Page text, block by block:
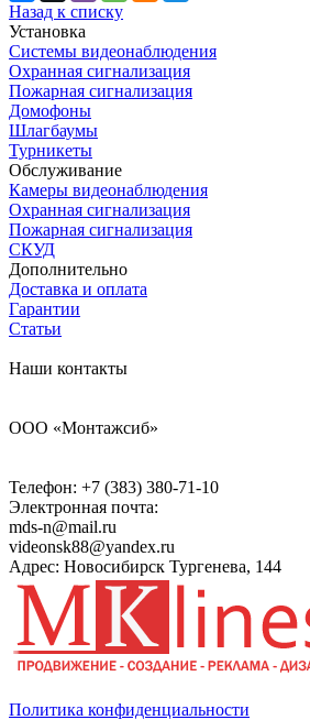
Назад к списку
Установка
Системы видеонаблюдения
Охранная сигнализация
Пожарная сигнализация
Домофоны
Шлагбаумы
Турникеты
Обслуживание
Камеры видеонаблюдения
Охранная сигнализация
Пожарная сигнализация
СКУД
Дополнительно
Доставка и оплата
Гарантии
Статьи
Наши контакты
ООО «Монтажсиб»
Телефон: +7 (383) 380-71-10
Электронная почта:
mds-n@mail.ru
videonsk88@yandex.ru
Адрес: Новосибирск Тургенева, 144
Политика конфиденциальности